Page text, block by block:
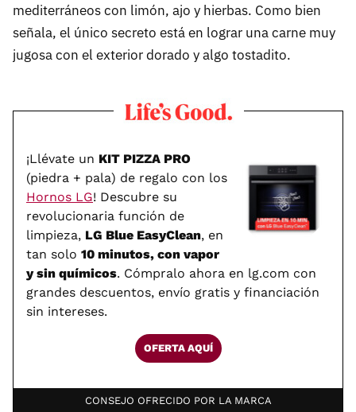
mediterráneos con limón, ajo y hierbas. Como bien
señala, el único secreto está en lograr una carne muy
jugosa con el exterior dorado y algo tostadito.
¡Llévate un KIT PIZZA PRO
(piedra + pala) de regalo con los
Hornos LG! Descubre su
revolucionaria función de
limpieza, LG Blue EasyClean, en
tan solo 10 minutos, con vapor
y sin químicos. Cómpralo ahora en lg.com con
grandes descuentos, envío gratis y financiación
sin intereses.
OFERTA AQUÍ
CONSEJO OFRECIDO POR LA MARCA